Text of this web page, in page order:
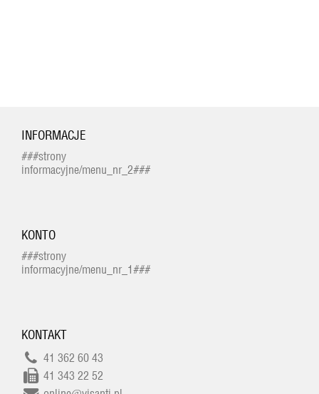
INFORMACJE
###strony
informacyjne/menu_nr_2###
KONTO
###strony
informacyjne/menu_nr_1###
KONTAKT
41 362 60 43
41 343 22 52